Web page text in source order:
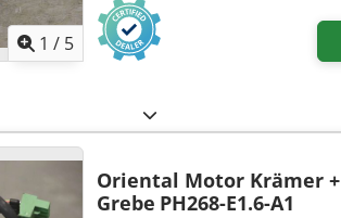
1 / 5
Oriental Motor Krämer +
Grebe PH268-E1.6-A1